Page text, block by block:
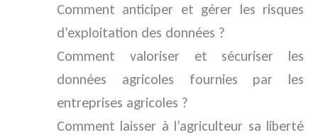
Comment anticiper et gérer les risques
d’exploitation des données ?
Comment valoriser et sécuriser les
données agricoles fournies par les
entreprises agricoles ?
Comment laisser à l’agriculteur sa liberté